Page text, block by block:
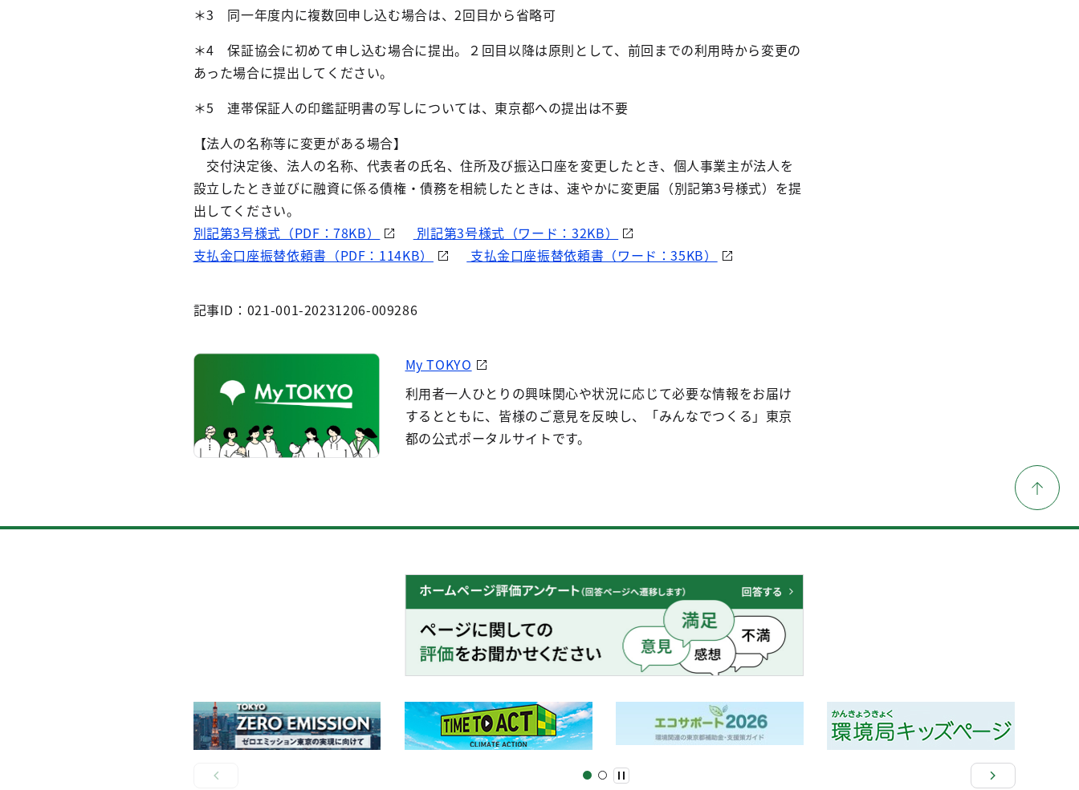
＊3 同一年度内に複数回申し込む場合は、2回目から省略可
＊4 保証協会に初めて申し込む場合に提出。２回目以降は原則として、前回までの利用時から変更の
あった場合に提出してください。
＊5 連帯保証人の印鑑証明書の写しについては、東京都への提出は不要
【法人の名称等に変更がある場合】
交付決定後、法人の名称、代表者の氏名、住所及び振込口座を変更したとき、個人事業主が法人を
設立したとき並びに融資に係る債権・債務を相続したときは、速やかに変更届（別記第3号様式）を提
出してください。
別記第3号様式（PDF：78KB）
別記第3号様式（ワード：32KB）
支払金口座振替依頼書（PDF：114KB）
支払金口座振替依頼書（ワード：35KB）
記事ID：021-001-20231206-009286
My TOKYO
利用者一人ひとりの興味関心や状況に応じて必要な情報をお届け
するとともに、皆様のご意見を反映し、「みんなでつくる」東京
都の公式ポータルサイトです。